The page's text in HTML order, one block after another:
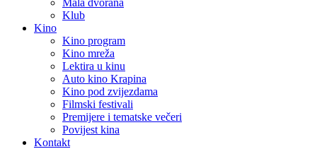
Mala dvorana
Klub
Kino
Kino program
Kino mreža
Lektira u kinu
Auto kino Krapina
Kino pod zvijezdama
Filmski festivali
Premijere i tematske večeri
Povijest kina
Kontakt